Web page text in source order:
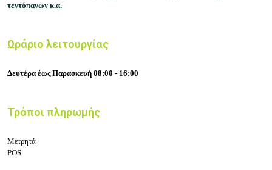
τεντόπανων κ.α.
Ωράριο λειτουργίας
Δευτέρα έως Παρασκευή 08:00 - 16:00
Τρόποι πληρωμής
Μετρητά
POS